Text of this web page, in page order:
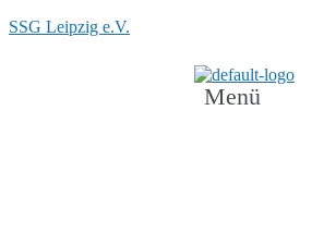
SSG Leipzig e.V.
Menü